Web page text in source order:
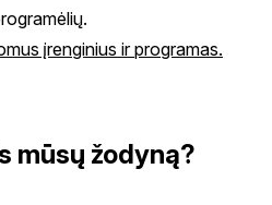
įrenginius ir programas.
mūsų žodyną?